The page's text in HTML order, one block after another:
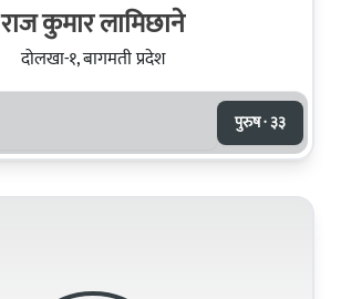
राज कुमार लामिछाने
दोलखा-१, बागमती प्रदेश
पुरुष · ३३